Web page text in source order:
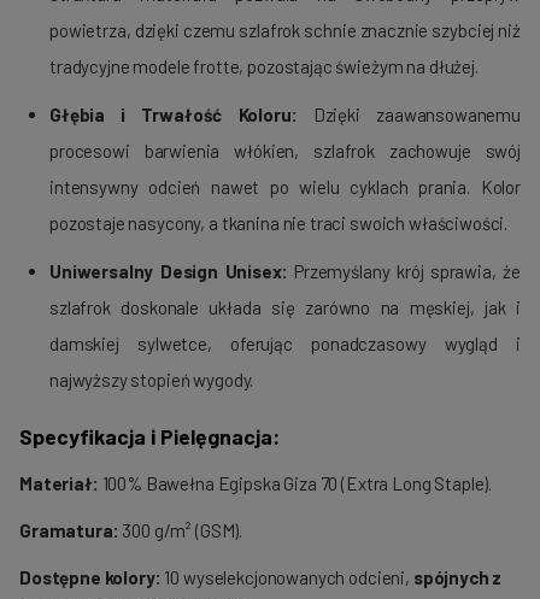
powietrza, dzięki czemu szlafrok schnie znacznie szybciej niż
tradycyjne modele frotte, pozostając świeżym na dłużej.
Głębia i Trwałość Koloru: Dzięki zaawansowanemu
procesowi barwienia włókien, szlafrok zachowuje swój
intensywny odcień nawet po wielu cyklach prania. Kolor
pozostaje nasycony, a tkanina nie traci swoich właściwości.
Uniwersalny Design Unisex: Przemyślany krój sprawia, że
szlafrok doskonale układa się zarówno na męskiej, jak i
damskiej sylwetce, oferując ponadczasowy wygląd i
najwyższy stopień wygody.
Specyfikacja i Pielęgnacja:
Materiał: 100% Bawełna Egipska Giza 70 (Extra Long Staple).
Gramatura: 300 g/m² (GSM).
Dostępne kolory: 10 wyselekcjonowanych odcieni, spójnych z